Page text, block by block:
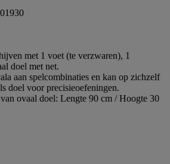
met 1 voet (te verzwaren), 1
doel met net.
aan spelcombinaties en kan op zichzelf
doel voor precisieoefeningen.
ovaal doel: Lengte 90 cm / Hoogte 30